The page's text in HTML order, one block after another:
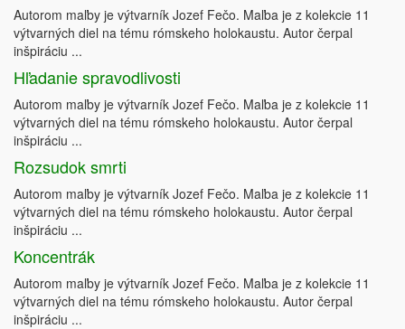
Autorom maľby je výtvarník Jozef Fečo. Maľba je z kolekcie 11
výtvarných diel na tému rómskeho holokaustu. Autor čerpal
inšpiráciu ...
Hľadanie spravodlivosti
Autorom maľby je výtvarník Jozef Fečo. Maľba je z kolekcie 11
výtvarných diel na tému rómskeho holokaustu. Autor čerpal
inšpiráciu ...
Rozsudok smrti
Autorom maľby je výtvarník Jozef Fečo. Maľba je z kolekcie 11
výtvarných diel na tému rómskeho holokaustu. Autor čerpal
inšpiráciu ...
Koncentrák
Autorom maľby je výtvarník Jozef Fečo. Maľba je z kolekcie 11
výtvarných diel na tému rómskeho holokaustu. Autor čerpal
inšpiráciu ...